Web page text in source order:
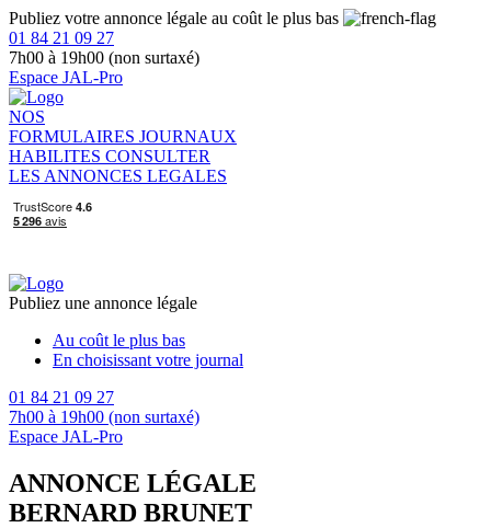
Publiez votre annonce légale au coût le plus bas
01 84 21 09 27
7h00 à 19h00 (non surtaxé)
Espace JAL-Pro
NOS
FORMULAIRES JOURNAUX
HABILITES CONSULTER
LES ANNONCES LEGALES
Publiez une annonce légale
Au coût le plus bas
En choisissant votre journal
01 84 21 09 27
7h00 à 19h00 (non surtaxé)
Espace JAL-Pro
ANNONCE LÉGALE
BERNARD BRUNET